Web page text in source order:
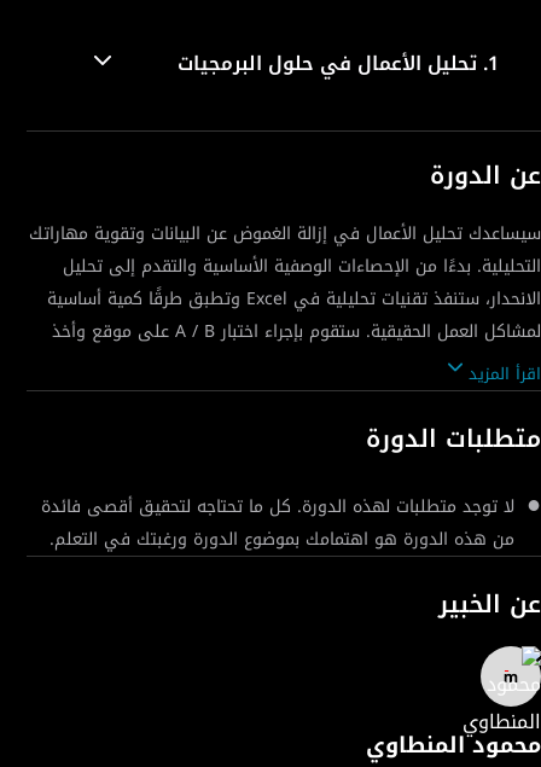
1. تحليل الأعمال في حلول البرمجيات
عن الدورة
سيساعدك تحليل الأعمال في إزالة الغموض عن البيانات وتقوية مهاراتك
التحليلية. بدءًا من الإحصاءات الوصفية الأساسية والتقدم إلى تحليل
الانحدار، ستنفذ تقنيات تحليلية في Excel وتطبق طرقًا كمية أساسية
لمشاكل العمل الحقيقية. ستقوم بإجراء اختبار A / B على موقع وأخذ
العينات للتحقق من مخزون المستودعات. يقدم تحليل الأعمال الأساليب
المستخدمة لتحليل البيانات واتخاذ قرارات إدارية أفضل. تركز هذه الدورة
التدريبية على فهمك للمفاهيم الأساسية، وحكمك الإداري، وقدرتك
على تطبيق مفاهيم الدورة على مشاكل العمل الحقيقية.
اقرأ المزيد
متطلبات الدورة
لا توجد متطلبات لهذه الدورة. كل ما تحتاجه لتحقيق أقصى فائدة
من هذه الدورة هو اهتمامك بموضوع الدورة ورغبتك في التعلم.
عن الخبير
محمود المنطاوي